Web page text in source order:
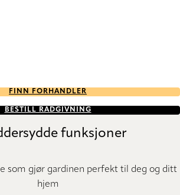
FINN FORHANDLER
BESTILL RÅDGIVNING
funksjoner
som gjør gardinen perfekt til deg og ditt
hjem